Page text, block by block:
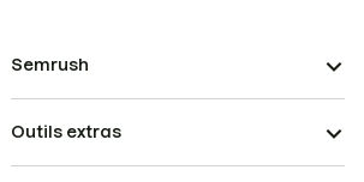
Semrush
Outils extras